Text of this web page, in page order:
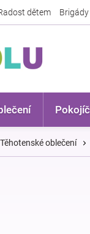
dětem Brigády
Těhotenské oblečení